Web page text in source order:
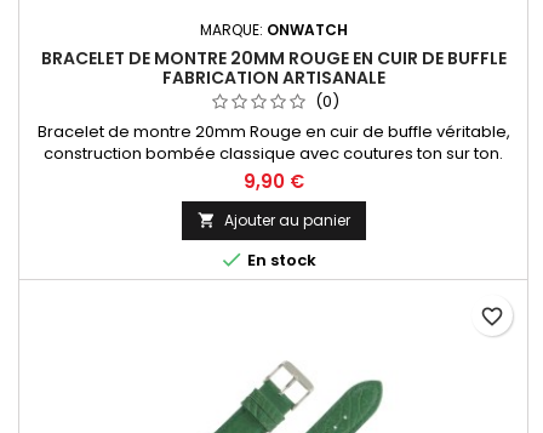
MARQUE: ONWATCH
BRACELET DE MONTRE 20MM ROUGE EN CUIR DE BUFFLE
FABRICATION ARTISANALE
(0)
Bracelet de montre 20mm Rouge en cuir de buffle véritable,
construction bombée classique avec coutures ton sur ton.
Fabrication artisanale Made in Spain.
9,90 €
 Ajouter au panier
 En stock
favorite_border